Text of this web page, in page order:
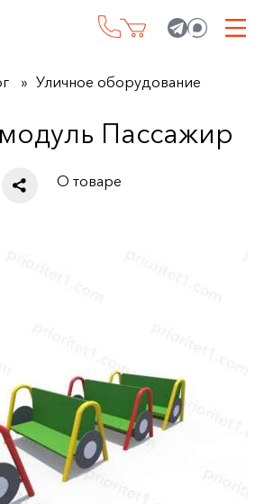
Уличное оборудование
Пассажир
О товаре